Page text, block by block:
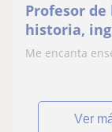
Profesor
historia,
Me encanta
ver